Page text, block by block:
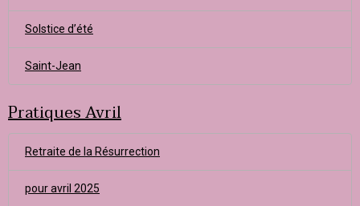
Solstice d’été
Saint-Jean
Pratiques Avril
Retraite de la Résurrection
pour avril 2025